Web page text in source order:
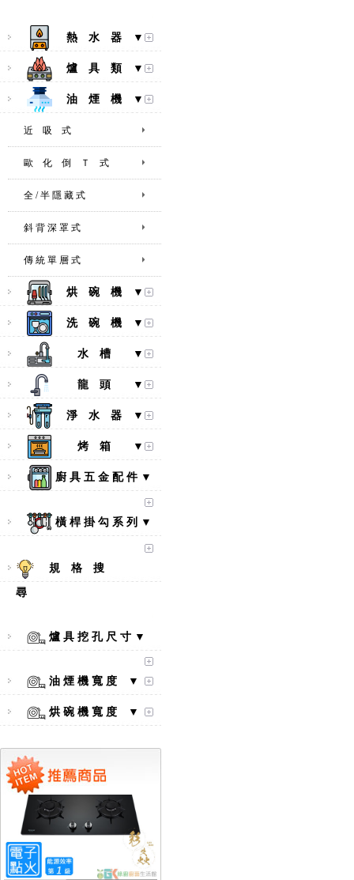
熱 水 器 ▼
爐 具 類 ▼
油 煙 機 ▼
近 吸 式
歐 化 倒 Ｔ 式
全 / 半 隱 藏 式
斜 背 深 罩 式
傳 統 單 層 式
烘 碗 機 ▼
洗 碗 機 ▼
水 槽 ▼
龍 頭 ▼
淨 水 器 ▼
烤 箱 ▼
廚 具 五 金 配 件 ▼
橫 桿 掛 勾 系 列 ▼
規 格 搜
尋
爐 具 挖 孔 尺 寸 ▼
油 煙 機 寬 度 ▼
烘 碗 機 寬 度 ▼
【林內Rinnai】 RB-L2600S(A)
彩焱系列 檯面式彩焱不銹鋼雙
口爐